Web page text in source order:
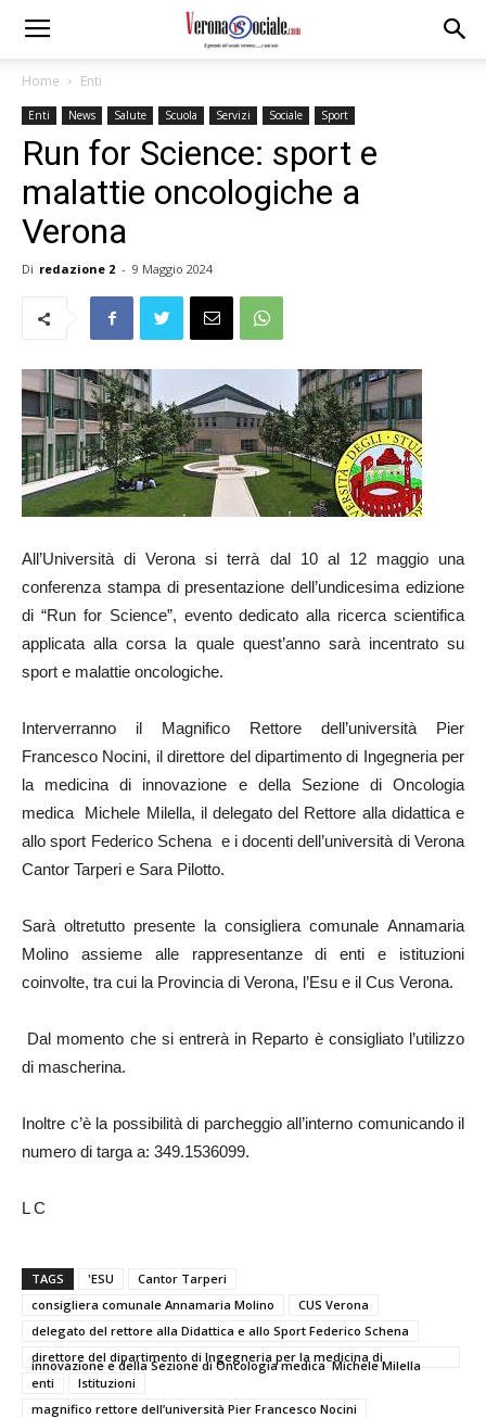
Home Enti
Enti News Salute Scuola Servizi Sociale Sport
Run for Science: sport e
malattie oncologiche a
Verona
Di redazione 2 - 9 Maggio 2024
All’Università di Verona si terrà dal 10 al 12 maggio una
conferenza stampa di presentazione dell’undicesima edizione
di “Run for Science”, evento dedicato alla ricerca scientifica
applicata alla corsa la quale quest’anno sarà incentrato su
sport e malattie oncologiche.
Interverranno il Magnifico Rettore dell’università Pier
Francesco Nocini, il direttore del dipartimento di Ingegneria per
la medicina di innovazione e della Sezione di Oncologia
medica Michele Milella, il delegato del Rettore alla didattica e
allo sport Federico Schena e i docenti dell’università di Verona
Cantor Tarperi e Sara Pilotto.
Sarà oltretutto presente la consigliera comunale Annamaria
Molino assieme alle rappresentanze di enti e istituzioni
coinvolte, tra cui la Provincia di Verona, l’Esu e il Cus Verona.
Dal momento che si entrerà in Reparto è consigliato l’utilizzo
di mascherina.
Inoltre c’è la possibilità di parcheggio all’interno comunicando il
numero di targa a: 349.1536099.
L C
TAGS 'ESU
Cantor Tarperi
consigliera comunale Annamaria Molino
CUS Verona
delegato del rettore alla Didattica e allo Sport Federico Schena
direttore del dipartimento di Ingegneria per la medicina di
innovazione e della Sezione di Oncologia medica Michele Milella
enti
Istituzioni
magnifico rettore dell’università Pier Francesco Nocini